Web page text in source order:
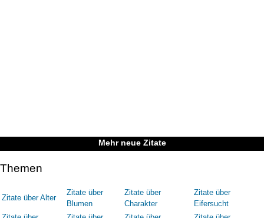
Mehr neue Zitate
Themen
Zitate über Alter
Zitate über
Blumen
Zitate über
Charakter
Zitate über
Eifersucht